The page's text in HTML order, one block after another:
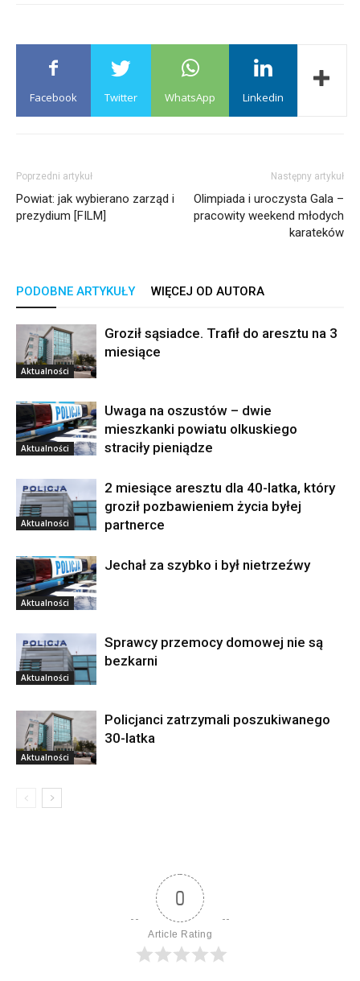
Facebook Twitter WhatsApp Linkedin
Poprzedni artykuł
Powiat: jak wybierano zarząd i
prezydium [FILM]
Następny artykuł
Olimpiada i uroczysta Gala –
pracowity weekend młodych
karateków
PODOBNE ARTYKUŁY WIĘCEJ OD AUTORA
Aktualności
Groził sąsiadce. Trafił do aresztu na 3
miesiące
Aktualności
Uwaga na oszustów – dwie
mieszkanki powiatu olkuskiego
straciły pieniądze
Aktualności
2 miesiące aresztu dla 40-latka, który
groził pozbawieniem życia byłej
partnerce
Aktualności
Jechał za szybko i był nietrzeźwy
Aktualności
Sprawcy przemocy domowej nie są
bezkarni
Aktualności
Policjanci zatrzymali poszukiwanego
30-latka
0
Article Rating